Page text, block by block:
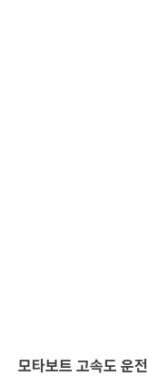
모타보트 고속도 운전